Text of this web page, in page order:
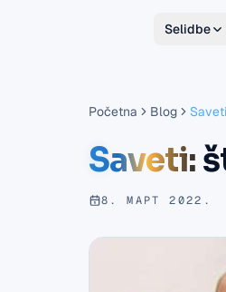
Selidbe
Početna Blog
Saveti:
8. МАРТ 2022.